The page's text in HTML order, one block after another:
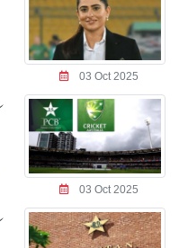
03 Oct 2025
03 Oct 2025